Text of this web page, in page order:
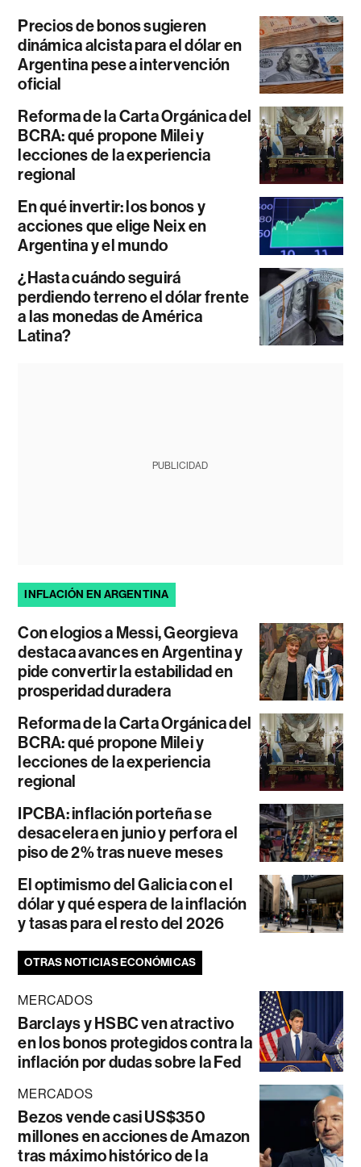
Precios de bonos sugieren
dinámica alcista para el dólar en
Argentina pese a intervención
oficial
Reforma de la Carta Orgánica del
BCRA: qué propone Milei y
lecciones de la experiencia
regional
En qué invertir: los bonos y
acciones que elige Neix en
Argentina y el mundo
¿Hasta cuándo seguirá
perdiendo terreno el dólar frente
a las monedas de América
Latina?
PUBLICIDAD
INFLACIÓN EN ARGENTINA
Con elogios a Messi, Georgieva
destaca avances en Argentina y
pide convertir la estabilidad en
prosperidad duradera
Reforma de la Carta Orgánica del
BCRA: qué propone Milei y
lecciones de la experiencia
regional
IPCBA: inflación porteña se
desacelera en junio y perfora el
piso de 2% tras nueve meses
El optimismo del Galicia con el
dólar y qué espera de la inflación
y tasas para el resto del 2026
OTRAS NOTICIAS ECONÓMICAS
MERCADOS
Barclays y HSBC ven atractivo
en los bonos protegidos contra la
inflación por dudas sobre la Fed
MERCADOS
Bezos vende casi US$350
millones en acciones de Amazon
tras máximo histórico de la